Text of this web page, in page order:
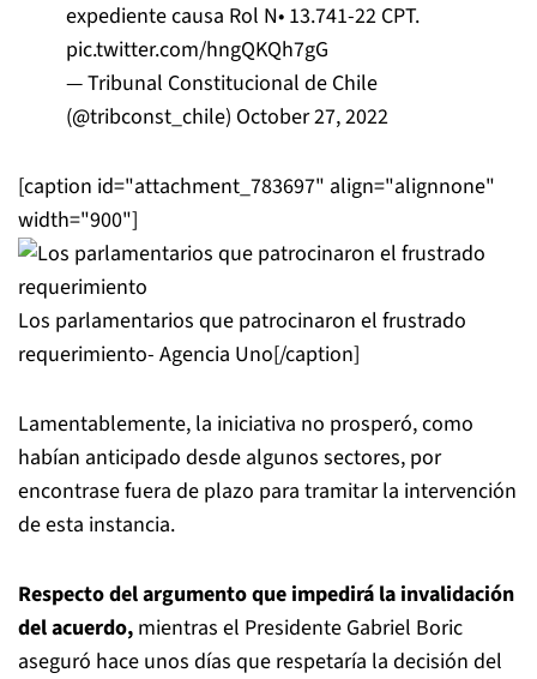
expediente causa Rol N• 13.741-22 CPT.
pic.twitter.com/hngQKQh7gG
— Tribunal Constitucional de Chile
(@tribconst_chile) October 27, 2022
[caption id="attachment_783697" align="alignnone"
width="900"]
Los parlamentarios que patrocinaron el frustrado
requerimiento- Agencia Uno[/caption]
Lamentablemente, la iniciativa no prosperó, como
habían anticipado desde algunos sectores, por
encontrase fuera de plazo para tramitar la intervención
de esta instancia.
Respecto del argumento que impedirá la invalidación
del acuerdo, mientras el Presidente Gabriel Boric
aseguró hace unos días que respetaría la decisión del